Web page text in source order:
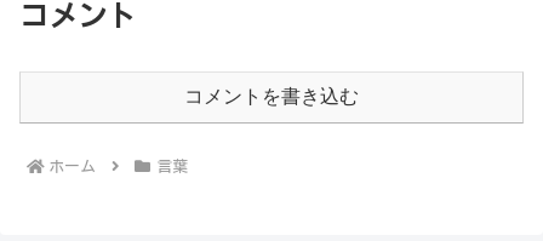
コメント
コメントを書き込む
ホーム 言葉